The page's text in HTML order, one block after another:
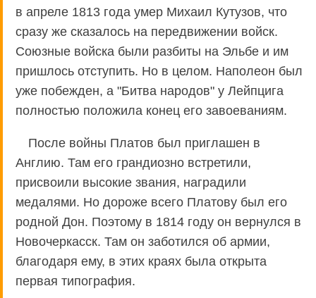
в апреле 1813 года умер Михаил Кутузов, что
сразу же сказалось на передвижении войск.
Союзные войска были разбиты на Эльбе и им
пришлось отступить. Но в целом. Наполеон был
уже побежден, а "Битва народов" у Лейпцига
полностью положила конец его завоеваниям.
После войны Платов был приглашен в
Англию. Там его грандиозно встретили,
присвоили высокие звания, наградили
медалями. Но дороже всего Платову был его
родной Дон. Поэтому в 1814 году он вернулся в
Новочеркасск. Там он заботился об армии,
благодаря ему, в этих краях была открыта
первая типография.